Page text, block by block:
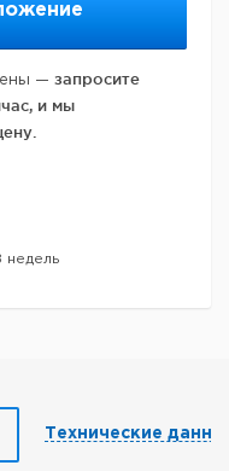
— запросите
и мы
недель
Технические